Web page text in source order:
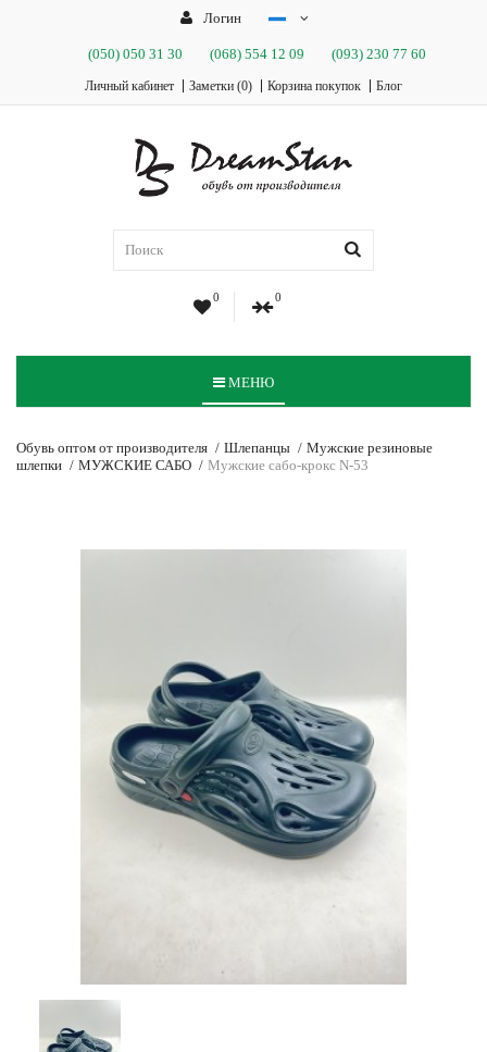
Логин
(050) 050 31 30 (068) 554 12 09 (093) 230 77 60
Личный кабинет Заметки (0) Корзина покупок Блог
0 0
МЕНЮ
Обувь оптом от производителя Шлепанцы
Мужские резиновые
шлепки
МУЖСКИЕ САБО Мужские сабо-крокс N-53